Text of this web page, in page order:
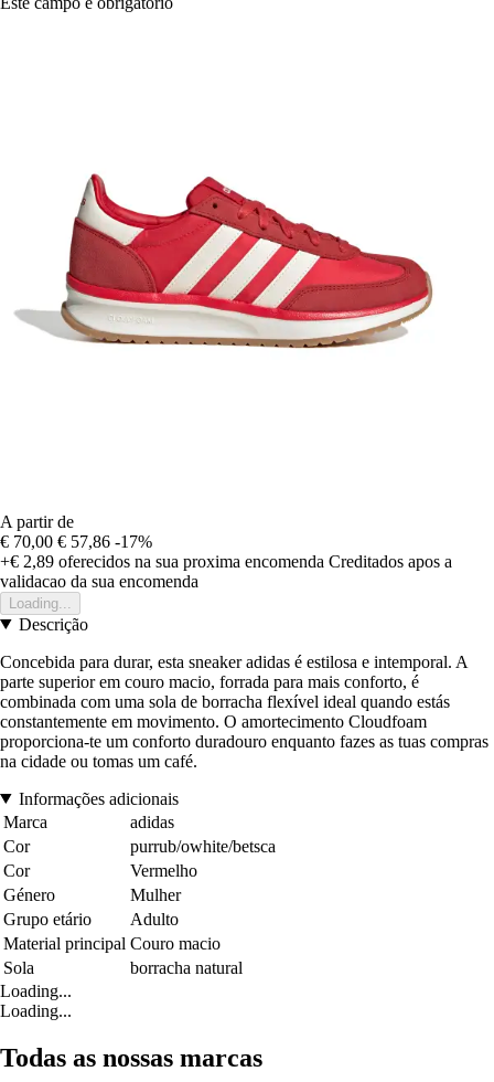
A partir de
€ 70,00 € 57,86 -17%
+€ 2,89 oferecidos na sua proxima encomenda Creditados apos a
validacao da sua encomenda
Loading...
Descrição
Concebida para durar, esta sneaker adidas é estilosa e intemporal. A
parte superior em couro macio, forrada para mais conforto, é
combinada com uma sola de borracha flexível ideal quando estás
constantemente em movimento. O amortecimento Cloudfoam
proporciona-te um conforto duradouro enquanto fazes as tuas compras
na cidade ou tomas um café.
Informações adicionais
Marca
adidas
Cor
purrub/owhite/betsca
Cor
Vermelho
Género
Mulher
Grupo etário
Adulto
Material principal Couro macio
Sola
borracha natural
Loading...
Loading...
Todas as nossas marcas